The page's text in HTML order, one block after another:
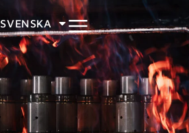
SVENSKA
SUOMI